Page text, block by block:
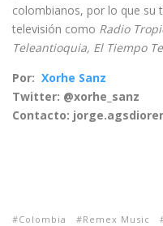
colombianos, por lo que su
televisión como Radio
Teleantioquia, El Tiempo
Por: Xorhe Sanz
Twitter: @xorhe_sanz
Contacto:
Colombia Remex Music